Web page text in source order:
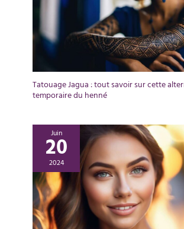
Tatouage Jagua : tout savoir sur cette
temporaire du henné
Juin
20
2024